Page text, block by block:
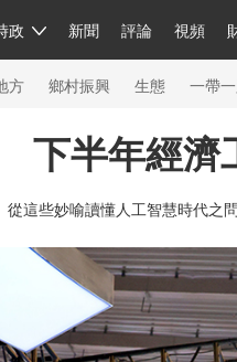
政 新聞 評論 視頻
民領袖習近平 聯播+ 中國
播 片庫 欄目大全 節目單
體 海外頻道 iPanda
方 鄉村振興 生態 一帶
共産黨員網 秧紀錄 紀
評論 經濟 軍事 科技
熱解讀 天天學習 習
小央直播 直播中國 熊貓頻
下半年經濟
從這些妙喻讀懂人工智慧時代之